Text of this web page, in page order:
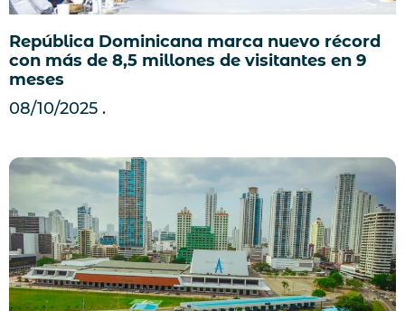
República Dominicana marca nuevo récord
con más de 8,5 millones de visitantes en 9
meses
08/10/2025